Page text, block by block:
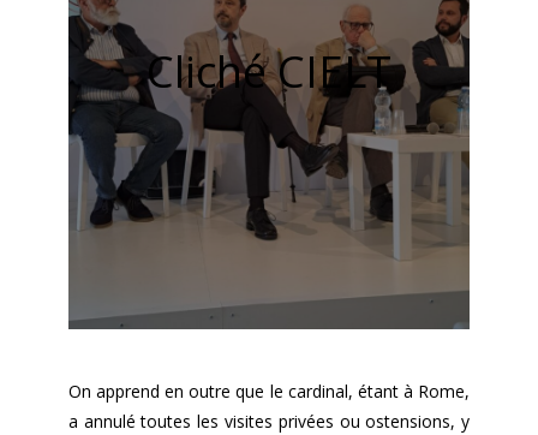
Cliché CIELT
On apprend en outre que le cardinal, étant à Rome,
a annulé toutes les visites privées ou ostensions, y